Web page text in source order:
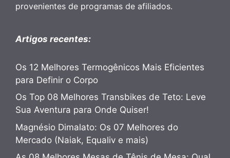
provenientes de programas de afiliados.
Artigos recentes:
Os 12 Melhores Termogênicos Mais Eficientes
para Definir o Corpo
Os Top 08 Melhores Transbikes de Teto: Leve
Sua Aventura para Onde Quiser!
Magnésio Dimalato: Os 07 Melhores do
Mercado (Naiak, Equaliv e mais)